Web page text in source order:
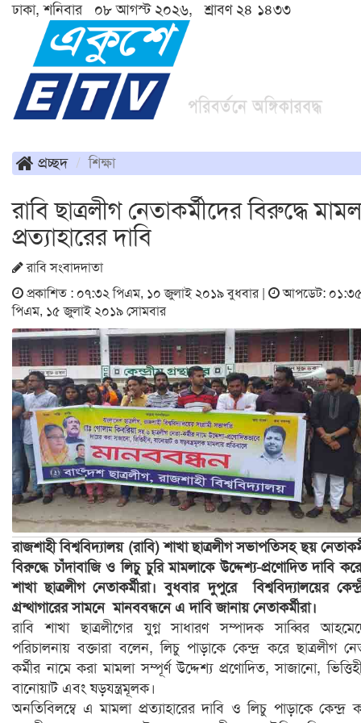
ঢাকা, শনিবার ০৮ আগস্ট ২০২৬, শ্রাবণ ২৪ ১৪৩৩
প্রচ্ছদ শিক্ষা
রাবি ছাত্রলীগ নেতাকর্মীদের বিরুদ্ধে
প্রত্যাহারের দাবি
রাবি সংবাদদাতা
প্রকাশিত : ০৭:৩২ পিএম, ১০ জুলাই ২০১৯ বুধবার |
আপডেট:
পিএম, ১৫ জুলাই ২০১৯ সোমবার
রাজশাহী বিশ্ববিদ্যালয় (রাবি) শাখা ছাত্রলীগ সভাপতিসহ ছয়
বিরুদ্ধে চাঁদাবাজি ও লিচু চুরি মামলাকে উদ্দেশ্য-প্রণোদিত দাবি
শাখা ছাত্রলীগ নেতাকর্মীরা। বুধবার দুপুরে বিশ্ববিদ্যালয়ের
গ্রন্থাগারের সামনে মানববন্ধনে এ দাবি জানায় নেতাকর্মীরা।
রাবি শাখা ছাত্রলীগের যুগ্ন সাধারণ সম্পাদক সাব্বির
পরিচালনায় বক্তারা বলেন, লিচু পাড়াকে কেন্দ্র করে ছাত্রলীগ
কর্মীর নামে করা মামলা সম্পূর্ণ উদ্দেশ্য প্রণোদিত, সাজানো,
বানোয়াট এবং ষড়যন্ত্রমূলক।
অনতিবিলম্বে এ মামলা প্রত্যাহারের দাবি ও লিচু পাড়াকে কেন্দ্র